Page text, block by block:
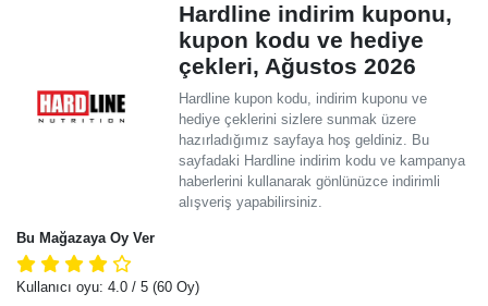
Bu Mağazaya Oy Ver
Kullanıcı oyu: 4.0 / 5 (60 Oy)
Hardline indirim kuponu,
kupon kodu ve hediye
çekleri, Ağustos 2026
Hardline kupon kodu, indirim kuponu ve
hediye çeklerini sizlere sunmak üzere
hazırladığımız sayfaya hoş geldiniz. Bu
sayfadaki Hardline indirim kodu ve kampanya
haberlerini kullanarak gönlünüzce indirimli
alışveriş yapabilirsiniz.